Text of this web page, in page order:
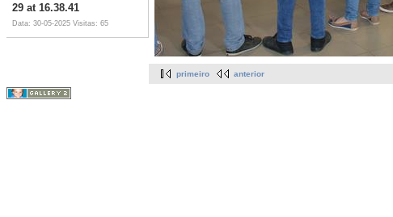
29 at 16.38.41
Data: 30-05-2025 Visitas: 65
primeiro anterior